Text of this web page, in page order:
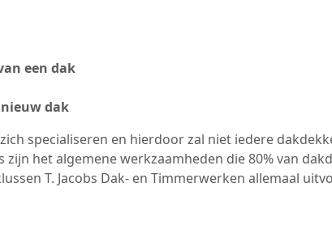
een dak
dak
specialiseren en hierdoor zal niet iedere
het algemene werkzaamheden die 80% van
T. Jacobs Dak- en Timmerwerken allemaal